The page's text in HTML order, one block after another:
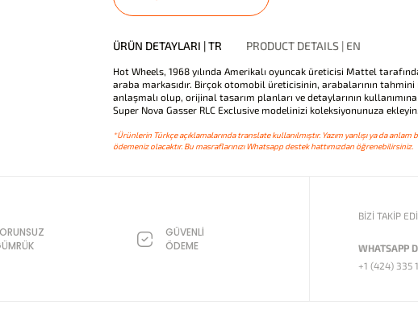
ÜRÜN DETAYLARI | TR PRODUCT DETAILS | EN
Hot Wheels, 1968 yılında Amerikalı oyuncak üreticisi Mattel
araba markasıdır. Birçok otomobil üreticisinin, arabalarının
anlaşmalı olup, orijinal tasarım planları ve detaylarının
Super Nova Gasser RLC Exclusive modelinizi koleksiyonunuza ekleyin.
*Ürünlerin Türkçe açıklamalarında translate kullanılmıştır. Yazım yanlışı ya da
ödemeniz olacaktır. Bu masraflarınızı Whatsapp destek hattımızdan öğrenebilirsiniz.
GÜVENLİ
ÖDEME
BİZİ TAKİP
WHATSAPP
+1 (424) 335